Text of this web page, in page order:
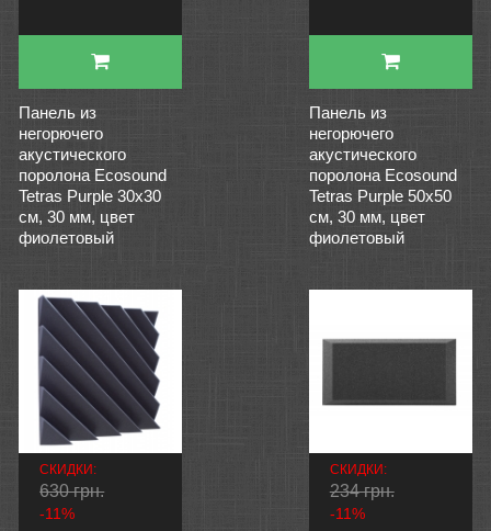
Панель из
негорючего
акустического
поролона Ecosound
Tetras Рurple 30х30
см, 30 мм, цвет
фиолетовый
Панель из
негорючего
акустического
поролона Ecosound
Tetras Рurple 50х50
см, 30 мм, цвет
фиолетовый
СКИДКИ:
630 грн.
-11%
СКИДКИ:
234 грн.
-11%